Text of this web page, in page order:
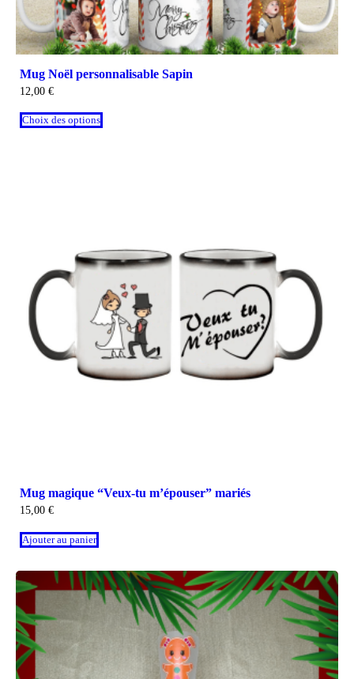
Mug Noël personnalisable Sapin
12,00 €
Choix des options
Mug magique “Veux-tu m’épouser” mariés
15,00 €
Ajouter au panier